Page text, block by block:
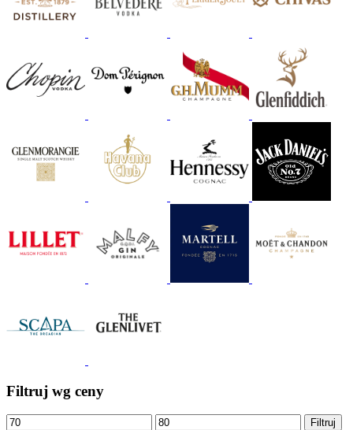
Filtruj wg ceny
Filtruj